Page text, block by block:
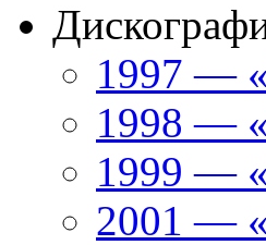
1997 —
1998 —
1999 —
2001 —